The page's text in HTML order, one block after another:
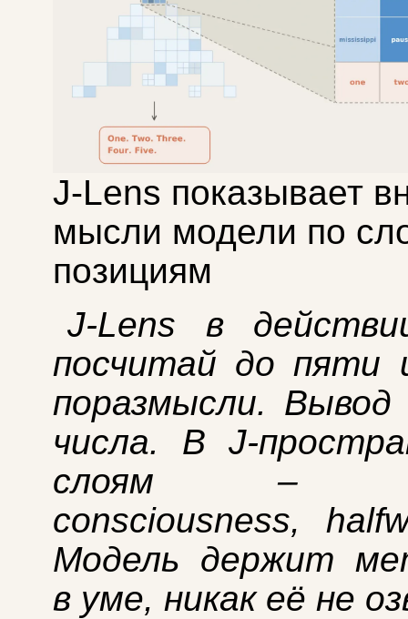
J-Lens показывает
мысли модели по
позициям
J-Lens в
посчитай до пяти
поразмысли.
числа. В J-
слоям –
consciousness,
Модель держит
в уме, никак её не